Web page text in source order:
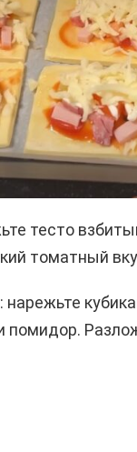
тесто
томатный
: нарежьте